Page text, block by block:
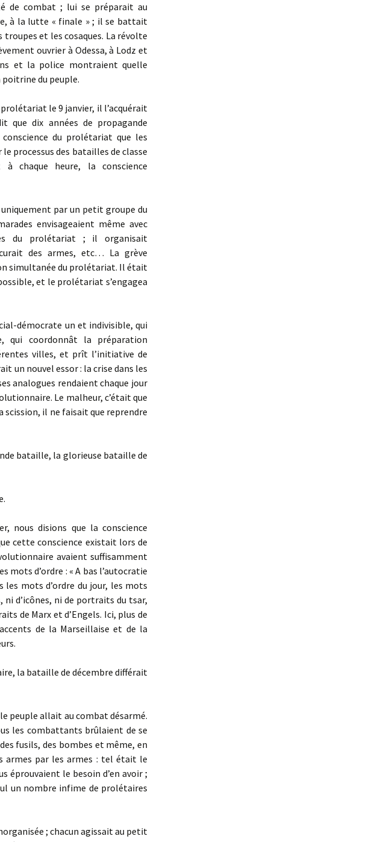
de combat ; lui se préparait au
à la lutte « finale » ; il se battait
et les cosaques. La révolte
ouvrier à Odessa, à Lodz et
et la police montraient quelle
du peuple.
le 9 janvier, il l’acquérait
que dix années de propagande
du prolétariat que les
processus des batailles de classe
chaque heure, la conscience
par un petit groupe du
envisageaient même avec
du prolétariat ; il organisait
des armes, etc… La grève
simultanée du prolétariat. Il était
et le prolétariat s’engagea
démocrate un et indivisible, qui
qui coordonnât la préparation
villes, et prît l’initiative de
un nouvel essor : la crise dans les
analogues rendaient chaque jour
Le malheur, c’était que
il ne faisait que reprendre
bataille, la glorieuse bataille de
nous disions que la conscience
cette conscience existait lors de
avaient suffisamment
d’ordre : « A bas l’autocratie
les mots d’ordre du jour, les mots
ni d’icônes, ni de portraits du tsar,
de Marx et d’Engels. Ici, plus de
de la Marseillaise et de la
la bataille de décembre différait
peuple allait au combat désarmé.
les combattants brûlaient de se
fusils, des bombes et même, en
armes par les armes : tel était le
éprouvaient le besoin d’en avoir ;
un nombre infime de prolétaires
; chacun agissait au petit